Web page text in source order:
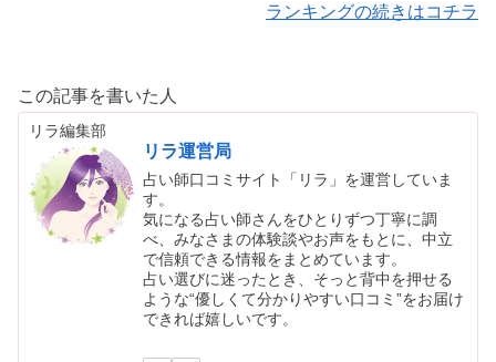
ランキングの続きはコチラ
この記事を書いた人
リラ編集部
リラ運営局
占い師口コミサイト「リラ」を運営していま
す。
気になる占い師さんをひとりずつ丁寧に調
べ、みなさまの体験談やお声をもとに、中立
で信頼できる情報をまとめています。
占い選びに迷ったとき、そっと背中を押せる
ような“優しくて分かりやすい口コミ”をお届け
できれば嬉しいです。